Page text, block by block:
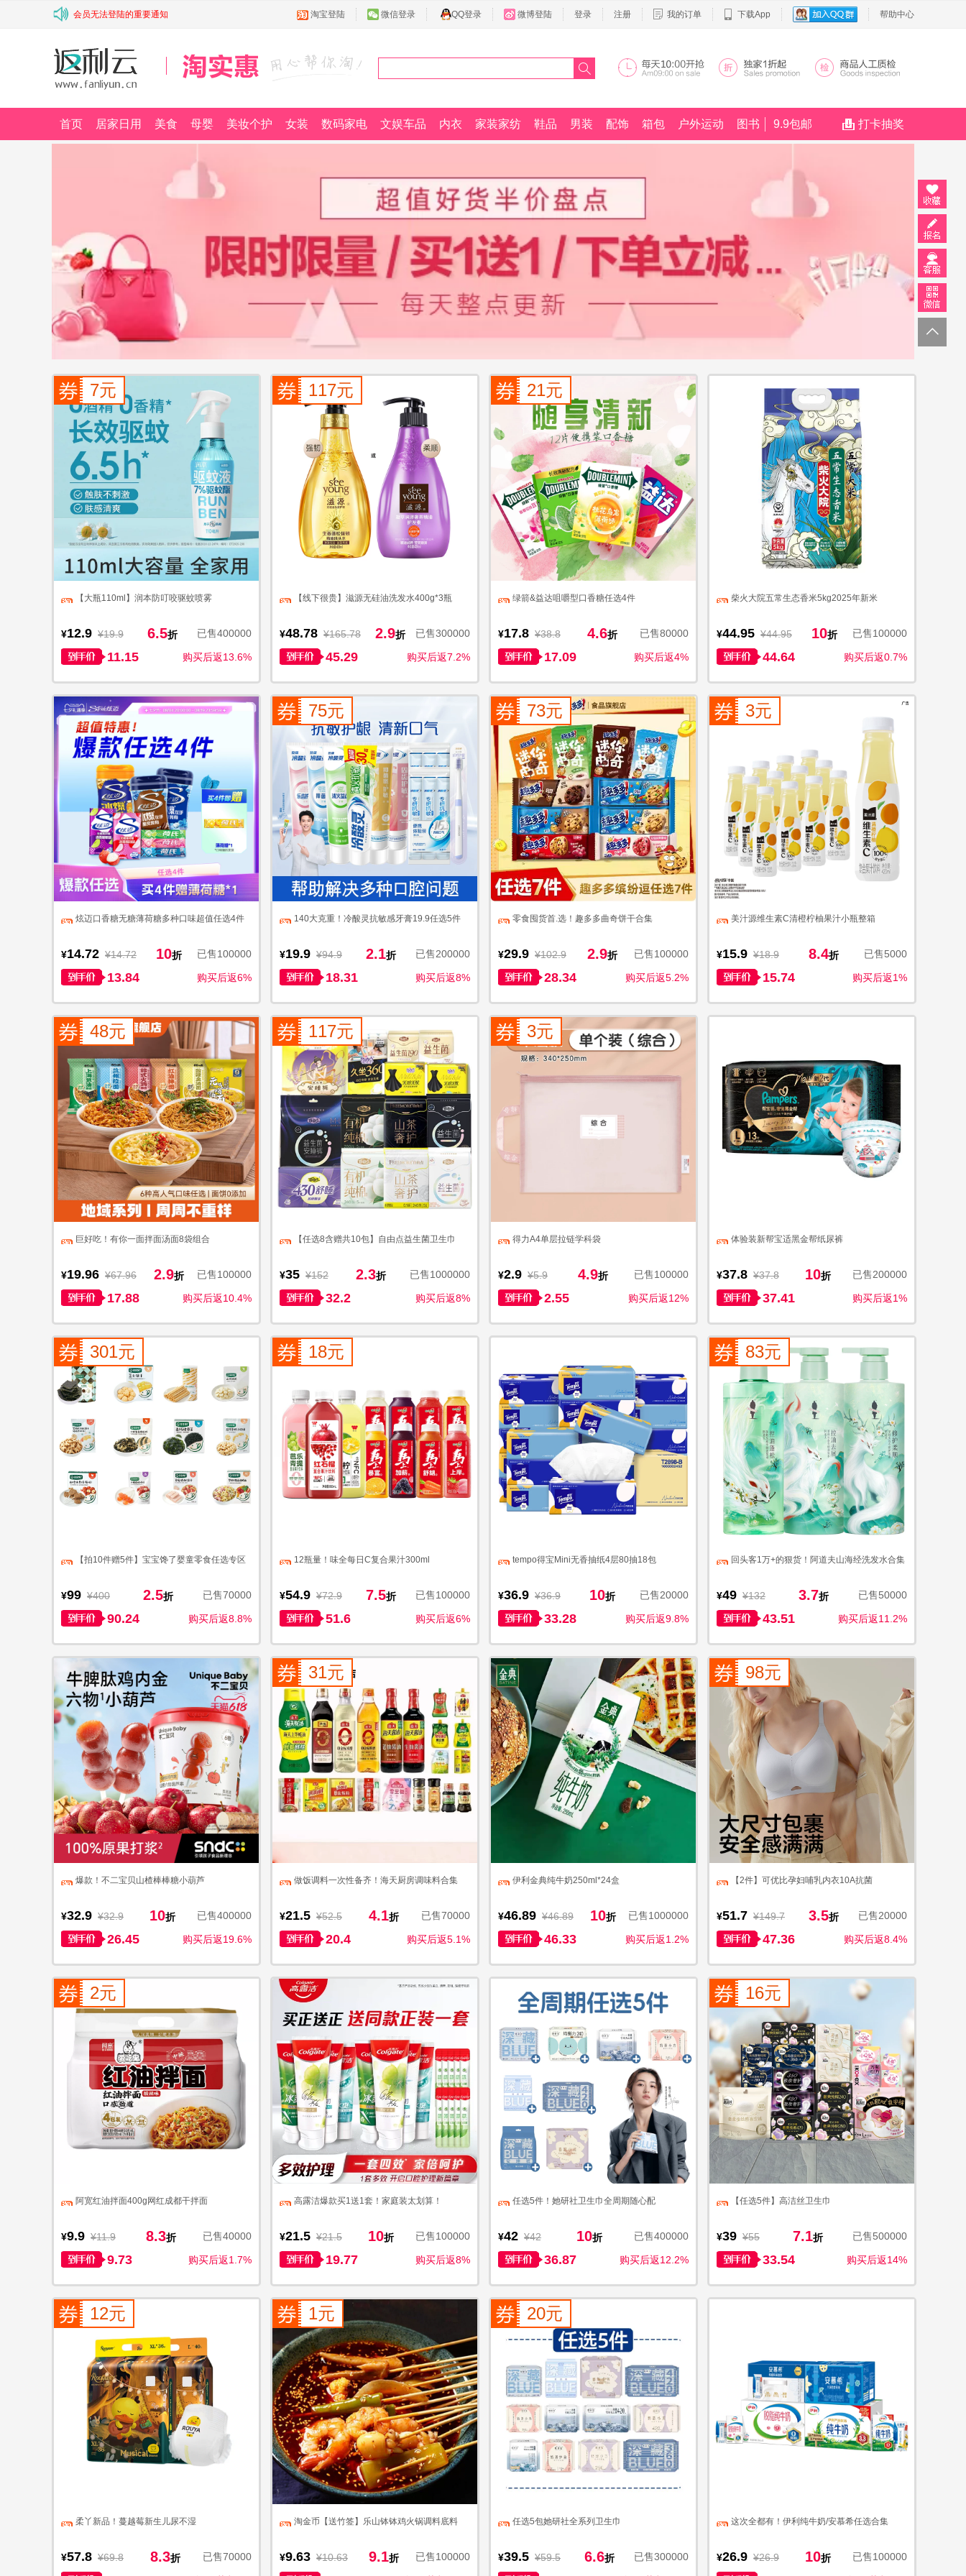
会员无法登陆的重要通知 淘宝登陆 微信登录 QQ登录 微博登陆 登录 注册 我的订单 下载App 帮助中心
首页 居家日用 美食 母婴 美妆个护 女装 数码家电 文娱车品 内衣 家装家纺 鞋品 男装 配饰 箱包 户外运动 图书 9.9包邮 打卡抽奖
7元
【大瓶110ml】润本防叮咬驱蚊喷雾
¥12.9 ¥19.9 6.5折 已售400000
11.15 购买后返13.6%
117元
【线下很贵】滋源无硅油洗发水400g*3瓶
¥48.78 ¥165.78 2.9折 已售300000
45.29 购买后返7.2%
21元
绿箭&益达咀嚼型口香糖任选4件
¥17.8 ¥38.8 4.6折 已售80000
17.09 购买后返4%
柴火大院五常生态香米5kg2025年新米
¥44.95 ¥44.95 10折 已售100000
44.64 购买后返0.7%
炫迈口香糖无糖薄荷糖多种口味超值任选4件
¥14.72 ¥14.72 10折 已售100000
13.84 购买后返6%
75元
140大克重！冷酸灵抗敏感牙膏19.9任选5件
¥19.9 ¥94.9 2.1折 已售200000
18.31 购买后返8%
73元
零食囤货首.选！趣多多曲奇饼干合集
¥29.9 ¥102.9 2.9折 已售100000
28.34 购买后返5.2%
3元
美汁源维生素C清橙柠柚果汁小瓶整箱
¥15.9 ¥18.9 8.4折 已售5000
15.74 购买后返1%
48元
巨好吃！有你一面拌面汤面8袋组合
¥19.96 ¥67.96 2.9折 已售100000
17.88 购买后返10.4%
117元
【任选8含赠共10包】自由点益生菌卫生巾
¥35 ¥152 2.3折 已售1000000
32.2 购买后返8%
3元
得力A4单层拉链学科袋
¥2.9 ¥5.9 4.9折 已售100000
2.55 购买后返12%
体验装新帮宝适黑金帮纸尿裤
¥37.8 ¥37.8 10折 已售200000
37.41 购买后返1%
301元
【拍10件赠5件】宝宝馋了婴童零食任选专区
¥99 ¥400 2.5折 已售70000
90.24 购买后返8.8%
18元
12瓶量！味全每日C复合果汁300ml
¥54.9 ¥72.9 7.5折 已售100000
51.6 购买后返6%
tempo得宝Mini无香抽纸4层80抽18包
¥36.9 ¥36.9 10折 已售20000
33.28 购买后返9.8%
83元
回头客1万+的狠货！阿道夫山海经洗发水合集
¥49 ¥132 3.7折 已售50000
43.51 购买后返11.2%
爆款！不二宝贝山楂棒棒糖小葫芦
¥32.9 ¥32.9 10折 已售400000
26.45 购买后返19.6%
31元
做饭调料一次性备齐！海天厨房调味料合集
¥21.5 ¥52.5 4.1折 已售70000
20.4 购买后返5.1%
伊利金典纯牛奶250ml*24盒
¥46.89 ¥46.89 10折 已售1000000
46.33 购买后返1.2%
98元
【2件】可优比孕妇哺乳内衣10A抗菌
¥51.7 ¥149.7 3.5折 已售20000
47.36 购买后返8.4%
2元
阿宽红油拌面400g网红成都干拌面
¥9.9 ¥11.9 8.3折 已售40000
9.73 购买后返1.7%
高露洁爆款买1送1套！家庭装太划算！
¥21.5 ¥21.5 10折 已售100000
19.77 购买后返8%
任选5件！她研社卫生巾全周期随心配
¥42 ¥42 10折 已售400000
36.87 购买后返12.2%
16元
【任选5件】高洁丝卫生巾
¥39 ¥55 7.1折 已售500000
33.54 购买后返14%
12元
柔丫新品！蔓越莓新生儿尿不湿
¥57.8 ¥69.8 8.3折 已售70000
1元
淘金币【送竹签】乐山钵钵鸡火锅调料底料
¥9.63 ¥10.63 9.1折 已售100000
20元
任选5包她研社全系列卫生巾
¥39.5 ¥59.5 6.6折 已售300000
这次全都有！伊利纯牛奶/安慕希任选合集
¥26.9 ¥26.9 10折 已售100000